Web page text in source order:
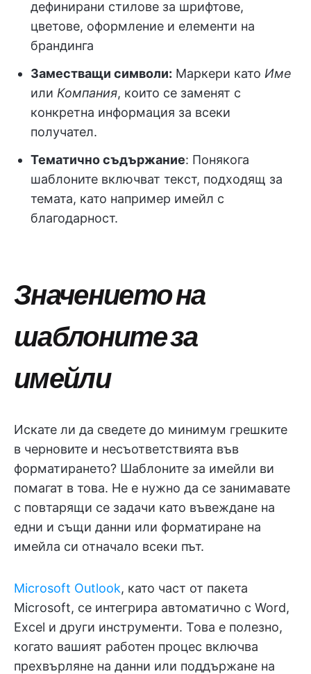
дефинирани стилове за шрифтове,
цветове, оформление и елементи на
брандинга
Заместващи символи: Маркери като Име
или Компания, които се заменят с
конкретна информация за всеки
получател.
Тематично съдържание: Понякога
шаблоните включват текст, подходящ за
темата, като например имейл с
благодарност.
Значението на
шаблоните за
имейли
Искате ли да сведете до минимум грешките
в черновите и несъответствията във
форматирането? Шаблоните за имейли ви
помагат в това. Не е нужно да се занимавате
с повтарящи се задачи като въвеждане на
едни и същи данни или форматиране на
имейла си отначало всеки път.
Microsoft Outlook, като част от пакета
Microsoft, се интегрира автоматично с Word,
Excel и други инструменти. Това е полезно,
когато вашият работен процес включва
прехвърляне на данни или поддържане на